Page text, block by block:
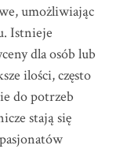
umożliwiając
Istnieje
dla osób lub
ilości, często
do potrzeb
stają się